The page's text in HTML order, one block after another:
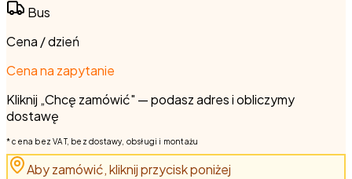
Bus
Cena / dzień
Cena na zapytanie
Kliknij „Chcę zamówić" — podasz adres i obliczymy
dostawę
* cena bez VAT, bez dostawy, obsługi i montażu
Aby zamówić, kliknij przycisk poniżej